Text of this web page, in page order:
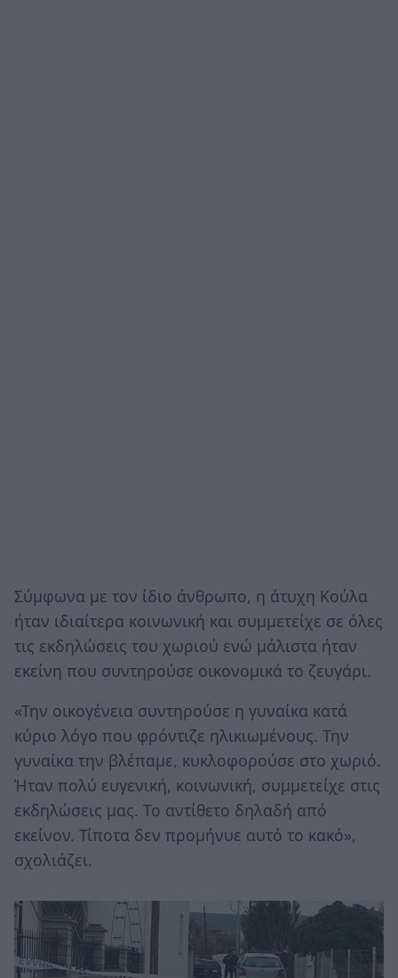
Σύμφωνα με τον ίδιο άνθρωπο, η άτυχη Κούλα
ήταν ιδιαίτερα κοινωνική και συμμετείχε σε όλες
τις εκδηλώσεις του χωριού ενώ μάλιστα ήταν
εκείνη που συντηρούσε οικονομικά το ζευγάρι.
«Την οικογένεια συντηρούσε η γυναίκα κατά
κύριο λόγο που φρόντιζε ηλικιωμένους. Την
γυναίκα την βλέπαμε, κυκλοφορούσε στο χωριό.
Ήταν πολύ ευγενική, κοινωνική, συμμετείχε στις
εκδηλώσεις μας. Το αντίθετο δηλαδή από
εκείνον. Τίποτα δεν προμήνυε αυτό το κακό»,
σχολιάζει.